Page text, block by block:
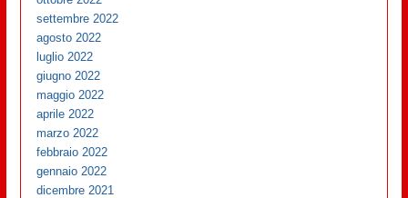
settembre 2022
agosto 2022
luglio 2022
giugno 2022
maggio 2022
aprile 2022
marzo 2022
febbraio 2022
gennaio 2022
dicembre 2021